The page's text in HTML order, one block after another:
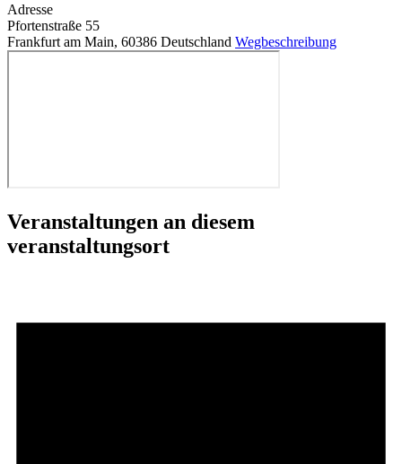
Adresse
Pfortenstraße 55
Frankfurt am Main, 60386 Deutschland Wegbeschreibung
Veranstaltungen an diesem
veranstaltungsort